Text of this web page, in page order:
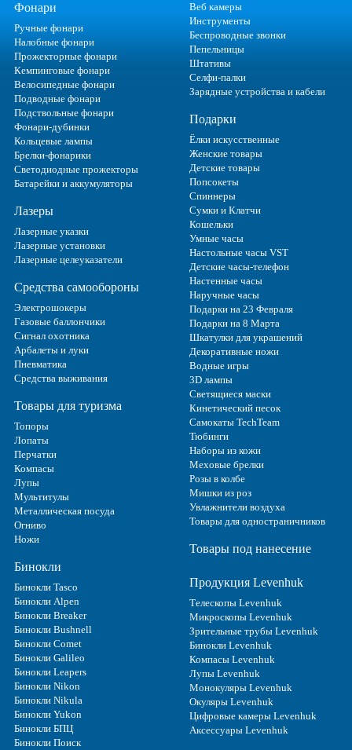
Фонари
Ручные фонари
Налобные фонари
Прожекторные фонари
Кемпинговые фонари
Велосипедные фонари
Подводные фонари
Подствольные фонари
Фонари-дубинки
Кольцевые лампы
Брелки-фонарики
Светодиодные прожекторы
Батарейки и аккумуляторы
Лазеры
Лазерные указки
Лазерные установки
Лазерные целеуказатели
Средства самообороны
Электрошокеры
Газовые баллончики
Сигнал охотника
Арбалеты и луки
Пневматика
Средства выживания
Товары для туризма
Топоры
Лопаты
Перчатки
Компасы
Лупы
Мультитулы
Металлическая посуда
Огниво
Ножи
Бинокли
Бинокли Tasco
Бинокли Alpen
Бинокли Breaker
Бинокли Bushnell
Бинокли Comet
Бинокли Galileo
Бинокли Leapers
Бинокли Nikon
Бинокли Nikula
Бинокли Yukon
Бинокли БПЦ
Бинокли Поиск
Веб камеры
Инструменты
Беспроводные звонки
Пепельницы
Штативы
Селфи-палки
Зарядные устройства и кабели
Подарки
Ёлки искусственные
Женские товары
Детские товары
Попсокеты
Спиннеры
Сумки и Клатчи
Кошельки
Умные часы
Настольные часы VST
Детские часы-телефон
Настенные часы
Наручные часы
Подарки на 23 Февраля
Подарки на 8 Марта
Шкатулки для украшений
Декоративные ножи
Водные игры
3D лампы
Светящиеся маски
Кинетический песок
Самокаты TechTeam
Тюбинги
Наборы из кожи
Меховые брелки
Розы в колбе
Мишки из роз
Увлажнители воздуха
Товары для одностраничников
Товары под нанесение
Продукция Levenhuk
Телескопы Levenhuk
Микроскопы Levenhuk
Зрительные трубы Levenhuk
Бинокли Levenhuk
Компасы Levenhuk
Лупы Levenhuk
Монокуляры Levenhuk
Окуляры Levenhuk
Цифровые камеры Levenhuk
Аксессуары Levenhuk